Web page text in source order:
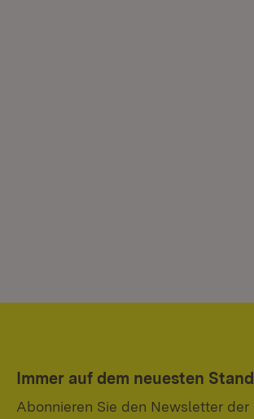
Immer auf dem neuesten Stand
Abonnieren Sie den Newsletter der